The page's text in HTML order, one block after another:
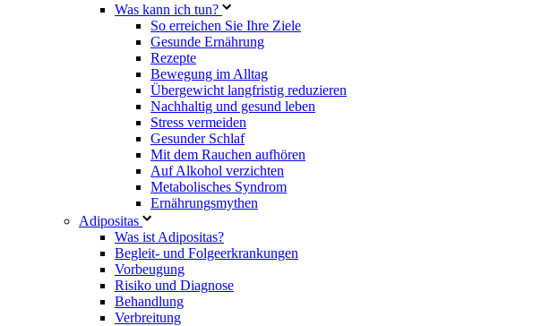
Was kann ich tun?
So erreichen Sie Ihre Ziele
Gesunde Ernährung
Rezepte
Bewegung im Alltag
Übergewicht langfristig reduzieren
Nachhaltig und gesund leben
Stress vermeiden
Gesunder Schlaf
Mit dem Rauchen aufhören
Auf Alkohol verzichten
Metabolisches Syndrom
Ernährungsmythen
Adipositas
Was ist Adipositas?
Begleit- und Folgeerkrankungen
Vorbeugung
Risiko und Diagnose
Behandlung
Verbreitung